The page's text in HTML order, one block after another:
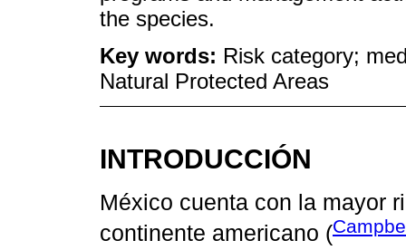
the species.
Key words: Risk category;
Natural Protected Areas
INTRODUCCIÓN
México cuenta con la mayor
continente americano (